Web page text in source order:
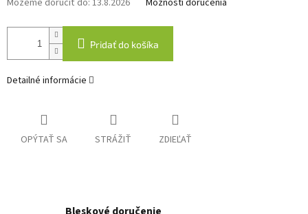
Pridať do košíka
Detailné informácie
OPÝTAŤ SA STRÁŽIŤ ZDIEĽAŤ